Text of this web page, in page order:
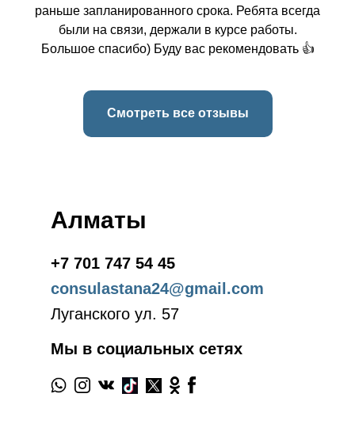
раньше запланированного срока. Ребята всегда
были на связи, держали в курсе работы.
Большое спасибо) Буду вас рекомендовать 👍
Смотреть все отзывы
Алматы
+7 701 747 54 45
consulastana24@gmail.com
Луганского ул. 57
Мы в социальных сетях